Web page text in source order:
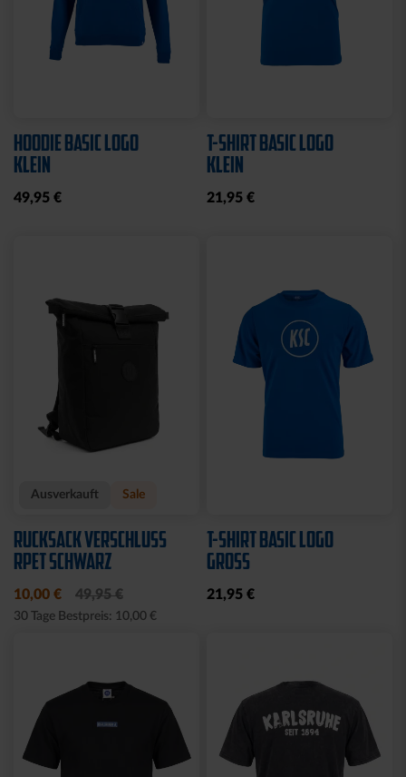
HOODIE BASIC LOGO
KLEIN
49,95 €
T-SHIRT BASIC LOGO
KLEIN
21,95 €
Ausverkauft Sale
RUCKSACK VERSCHLUSS
RPET SCHWARZ
10,00 € 49,95 €
30 Tage Bestpreis: 10,00 €
T-SHIRT BASIC LOGO
GROSS
21,95 €